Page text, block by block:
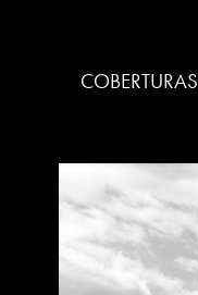
COBERTURAS